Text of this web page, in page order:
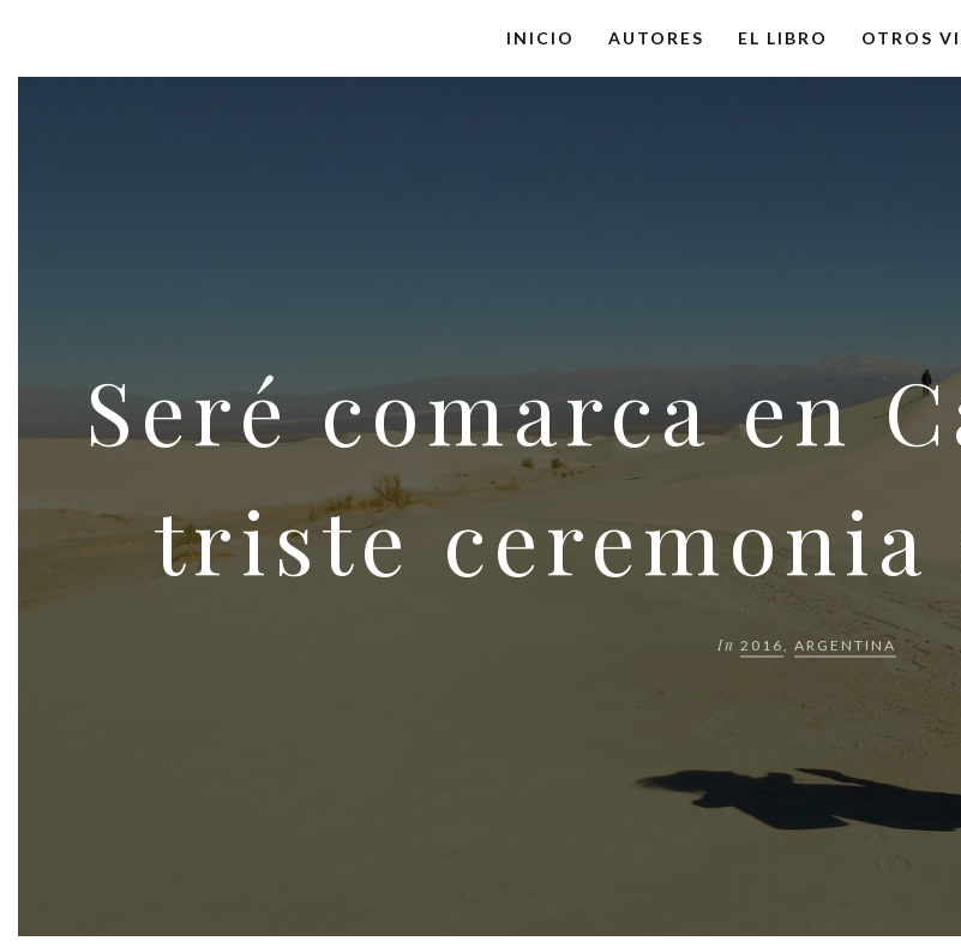
INICIO AUTORES EL LIBRO OTROS
Seré comarca en
triste ceremonia
In 2016 ARGENTINA